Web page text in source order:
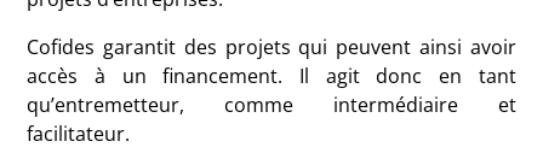
Cofides garantit des projets qui peuvent ainsi avoir
accès à un financement. Il agit donc en tant
qu’entremetteur, comme intermédiaire et
facilitateur.